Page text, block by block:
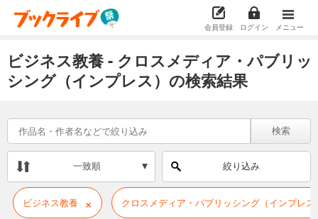
会員登録 ログイン メニュー
ビジネス教養 - クロスメディア・パブリッ
シング（インプレス）の検索結果
検索
一致順 絞り込み
ビジネス教養 × クロスメディア・パブリッシング（インプレス